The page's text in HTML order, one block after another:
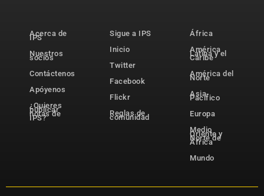
Acerca de
IPS
Nuestros
socios
Contáctenos
Apóyenos
¿Quieres
publicar
notas de
IPS?
Sigue a IPS
Inicio
Twitter
Facebook
Flickr
Reglas de
comunidad
África
América
Latina y el
Caribe
América del
Norte
Asia-
Pacífico
Europa
Medio
Oriente y
Norte de
África
Mundo